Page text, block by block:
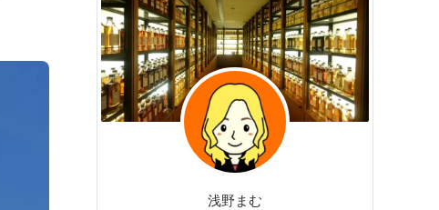
浅野まむ